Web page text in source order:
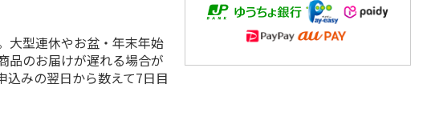
大型連休やお盆・年末年始
品のお届けが遅れる場合が
込みの翌日から数えて7日目